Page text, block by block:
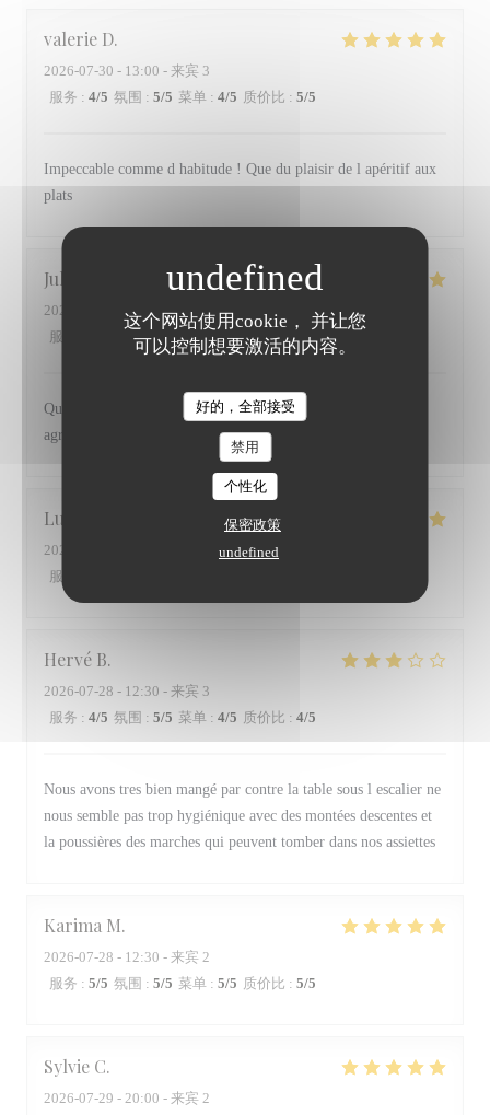
这个网站使用cookie， 并让您
可以控制想要激活的内容。
好的，全部接受
禁用
个性化
保密政策
undefined
valerie D
2026-07-30 - 13:00 - 来宾 3
服务 : 4/5 氛围 : 5/5 菜单 : 4/5 质价比 : 5/5
Impeccable comme d habitude ! Que du plaisir de l apéritif aux
plats
Julie
2026-07-29
- 20:00 - 来宾 2
服务
氛围: 5 /5 菜单: 5 /5 质价比: 4/5
Qualité des produits, cuisine pleine de saveur et un service
agréable
Lucas
2026-07-28
服务
Hervé B
2026-07-28 - 12:30 - 来宾 3
服务 : 4/5 氛围 : 5/5 菜单 : 4/5 质价比 : 4/5
Nous avons tres bien mangé par contre la table sous l escalier ne
nous semble pas trop hygiénique avec des montées descentes et
la poussières des marches qui peuvent tomber dans nos assiettes
Karima M
2026-07-28 - 12:30 - 来宾 2
服务 : 5/5 氛围 : 5/5 菜单 : 5/5 质价比 : 5/5
Sylvie C
2026-07-29 - 20:00 - 来宾 2